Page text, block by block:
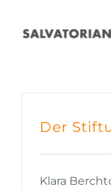
Inhalt
Der
Klara